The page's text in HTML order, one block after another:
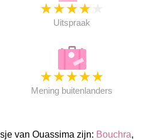
★★★★
Uitspraak
★★★★★
Mening buitenlanders
van Ouassima zijn: Bouchra,